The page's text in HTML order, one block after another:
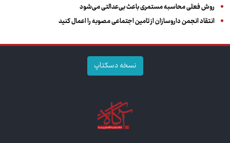
روش فعلی محاسبه مستمری باعث بی‌عدالتی می‌شود
انتقاد انجمن داروسازان از تامین اجتماعی مصوبه را اعمال کنید
نسخه دسکتاپ